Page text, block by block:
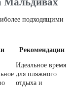
подходящими
Рекомендации
Идеальное время
для пляжного
отдыха и